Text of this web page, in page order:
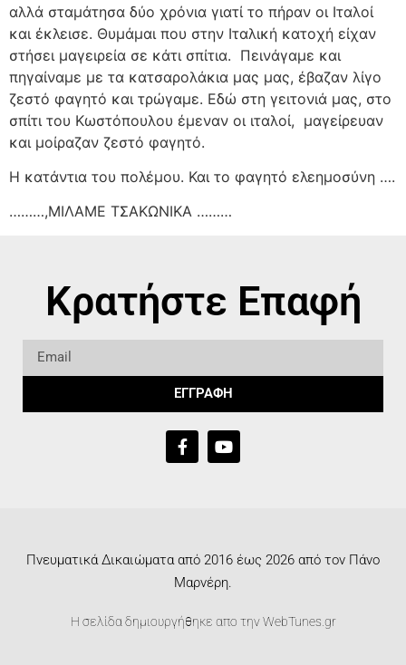
αλλά σταμάτησα δύο χρόνια γιατί το πήραν οι Ιταλοί
και έκλεισε. Θυμάμαι που στην Ιταλική κατοχή είχαν
στήσει μαγειρεία σε κάτι σπίτια. Πεινάγαμε και
πηγαίναμε με τα κατσαρολάκια μας μας, έβαζαν λίγο
ζεστό φαγητό και τρώγαμε. Εδώ στη γειτονιά μας, στο
σπίτι του Κωστόπουλου έμεναν οι ιταλοί, μαγείρευαν
και μοίραζαν ζεστό φαγητό.
Η κατάντια του πολέμου. Και το φαγητό ελεημοσύνη ….
………,ΜΙΛΑΜΕ ΤΣΑΚΩΝΙΚΑ ………
Κρατήστε Επαφή
ΕΓΓΡΑΦΗ
Πνευματικά Δικαιώματα από 2016 έως 2026 από τον Πάνο
Μαρνέρη.
Η σελίδα δημιουργήθηκε απο τηνWebTunes.gr